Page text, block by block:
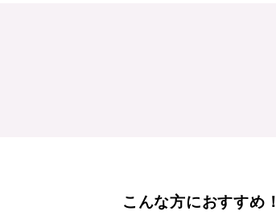
こんな方におすすめ！